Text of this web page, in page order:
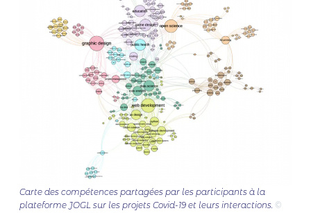
Carte des compétences partagées par les participants à la
plateforme JOGL sur les projets Covid-19 et leurs interactions. ©